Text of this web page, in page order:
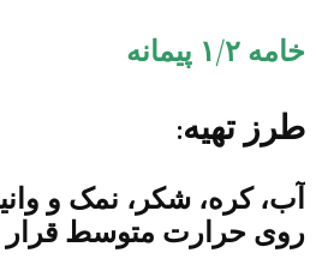
خامه ۱/۲ پیمانه
طرز تهیه:
آب، کره، شکر، نمک و
روی حرارت متوسط قرار